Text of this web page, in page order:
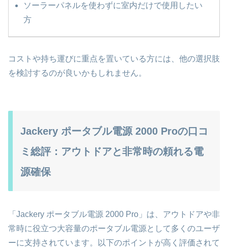
ソーラーパネルを使わずに室内だけで使用したい
方
コストや持ち運びに重点を置いている方には、他の選択肢
を検討するのが良いかもしれません。
Jackery ポータブル電源 2000 Proの口コ
ミ総評：アウトドアと非常時の頼れる電
源確保
「Jackery ポータブル電源 2000 Pro」は、アウトドアや非
常時に役立つ大容量のポータブル電源として多くのユーザ
ーに支持されています。以下のポイントが高く評価されて